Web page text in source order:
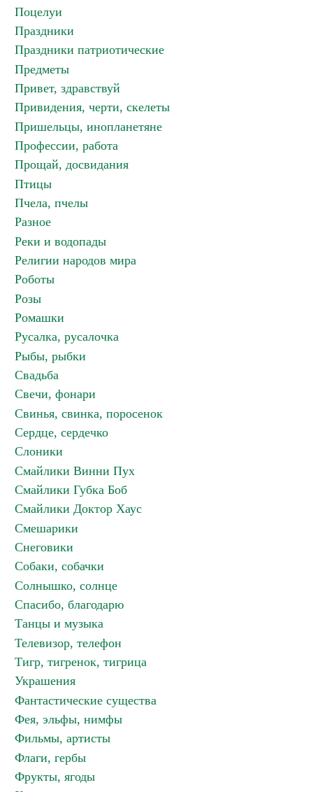
Поцелуи
Праздники
Праздники патриотические
Предметы
Привет, здравствуй
Привидения, черти, скелеты
Пришельцы, инопланетяне
Профессии, работа
Прощай, досвидания
Птицы
Пчела, пчелы
Разное
Реки и водопады
Религии народов мира
Роботы
Розы
Ромашки
Русалка, русалочка
Рыбы, рыбки
Свадьба
Свечи, фонари
Свинья, свинка, поросенок
Сердце, сердечко
Слоники
Смайлики Винни Пух
Смайлики Губка Боб
Смайлики Доктор Хаус
Смешарики
Снеговики
Собаки, собачки
Солнышко, солнце
Спасибо, благодарю
Танцы и музыка
Телевизор, телефон
Тигр, тигренок, тигрица
Украшения
Фантастические существа
Фея, эльфы, нимфы
Фильмы, артисты
Флаги, гербы
Фрукты, ягоды